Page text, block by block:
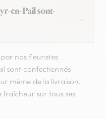
en-Pail sont-
nos fleuristes
sont confectionnés
même de la livraison.
sur tous ses